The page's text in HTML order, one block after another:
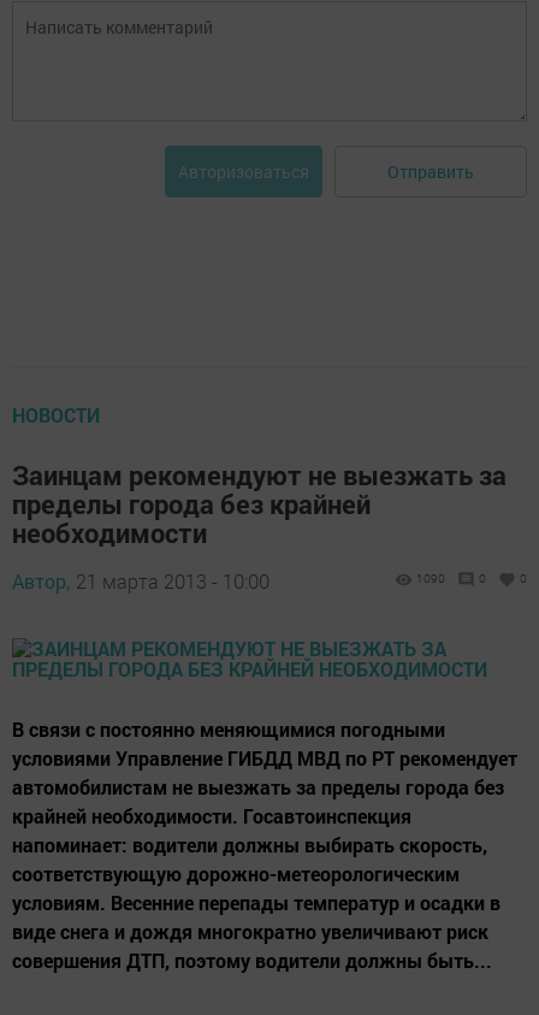
Авторизоваться Отправить
НОВОСТИ
Заинцам рекомендуют не выезжать за
пределы города без крайней
необходимости
Автор, 21 марта 2013 - 10:00 1090 0 0
В связи с постоянно меняющимися погодными
условиями Управление ГИБДД МВД по РТ рекомендует
автомобилистам не выезжать за пределы города без
крайней необходимости. Госавтоинспекция
напоминает: водители должны выбирать скорость,
соответствующую дорожно-метеорологическим
условиям. Весенние перепады температур и осадки в
виде снега и дождя многократно увеличивают риск
совершения ДТП, поэтому водители должны быть...